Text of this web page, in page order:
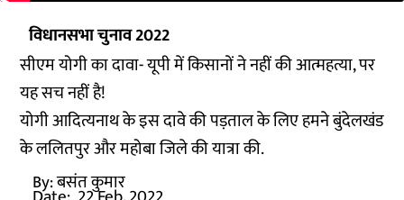
विधानसभा चुनाव 2022
सीएम योगी का दावा- यूपी में किसानों ने नहीं की आत्महत्या, पर
यह सच नहीं है!
योगी आदित्यनाथ के इस दावे की पड़ताल के लिए हमने बुंदेलखंड
के ललितपुर और महोबा जिले की यात्रा की.
By:बसंत कुमार